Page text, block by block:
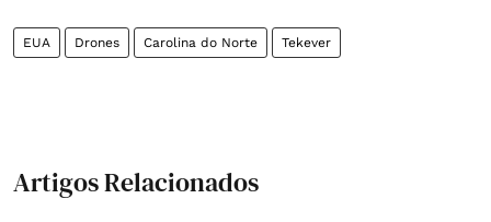
EUA Drones Carolina do Norte Tekever
Artigos Relacionados